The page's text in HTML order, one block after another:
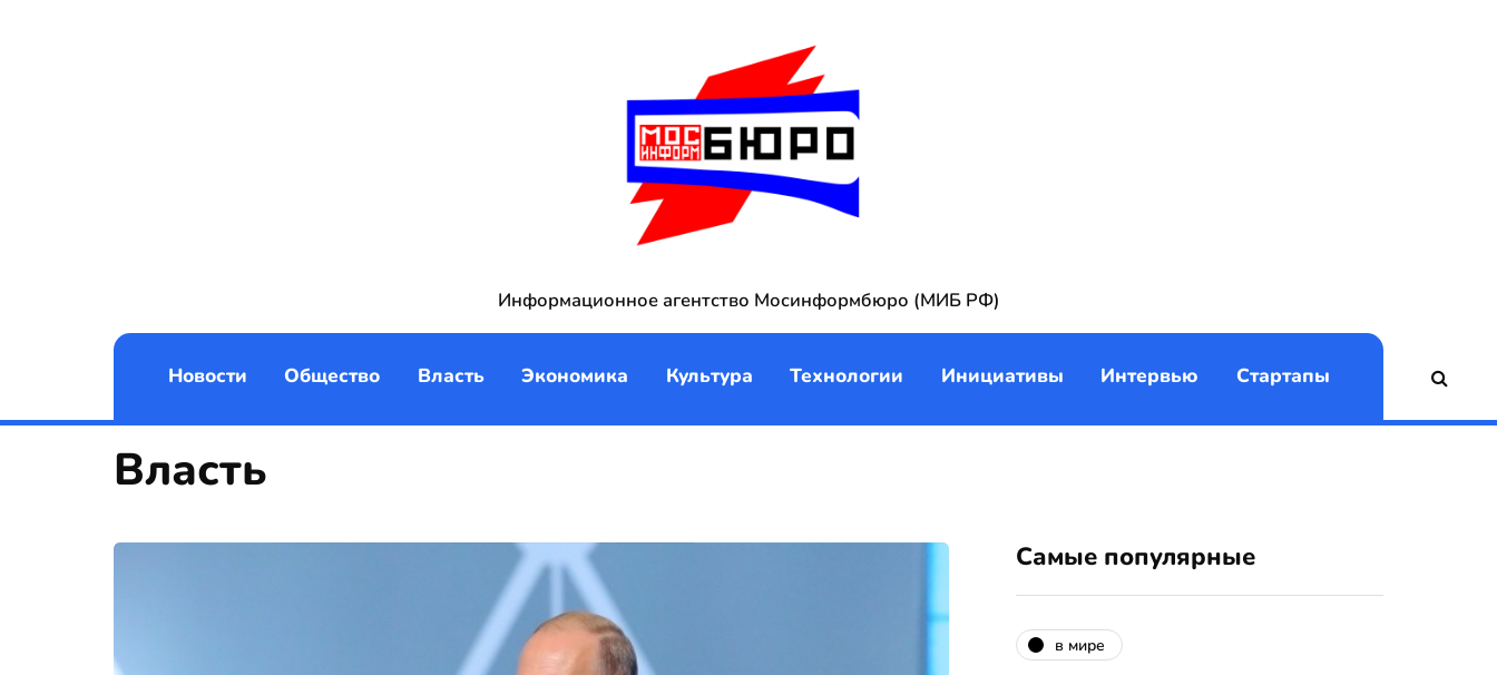
Информационное агентство Мосинформбюро (МИБ РФ)
Новости Общество Власть Экономика Культура Технологии Инициативы Интервью Стартапы
Власть
Самые популярные
в мире